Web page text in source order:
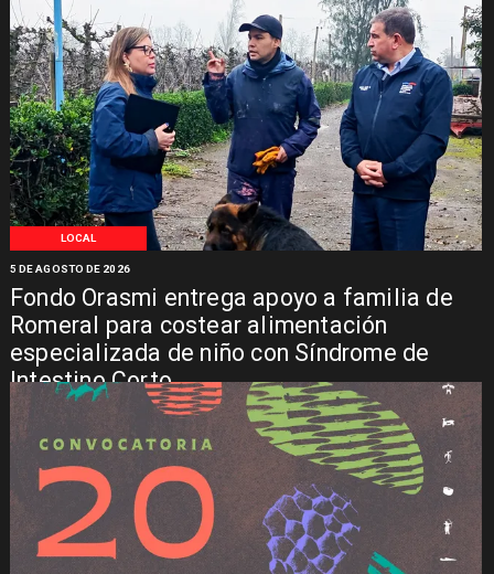
LOCAL
Fondo Orasmi entrega apoyo a familia de
Romeral para costear alimentación
especializada de niño con Síndrome de
Intestino Corto
5 DE AGOSTO DE 2026